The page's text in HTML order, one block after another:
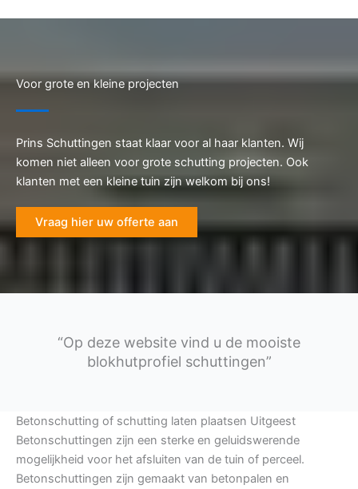
Voor grote en kleine projecten
Prins Schuttingen staat klaar voor al haar klanten. Wij
komen niet alleen voor grote schutting projecten. Ook
klanten met een kleine tuin zijn welkom bij ons!
Vraag hier uw offerte aan
“Op deze website vind u de mooiste
blokhutprofiel schuttingen”
Betonschutting of schutting laten plaatsen Uitgeest
Betonschuttingen zijn een sterke en geluidswerende
mogelijkheid voor het afsluiten van de tuin of perceel.
Betonschuttingen zijn gemaakt van betonpalen en